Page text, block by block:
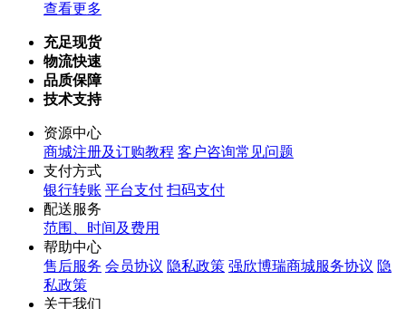
查看更多
充足现货
物流快速
品质保障
技术支持
资源中心
商城注册及订购教程 客户咨询常见问题
支付方式
银行转账 平台支付 扫码支付
配送服务
范围、时间及费用
帮助中心
售后服务 会员协议 隐私政策 强欣博瑞商城服务协议 隐
私政策
关于我们